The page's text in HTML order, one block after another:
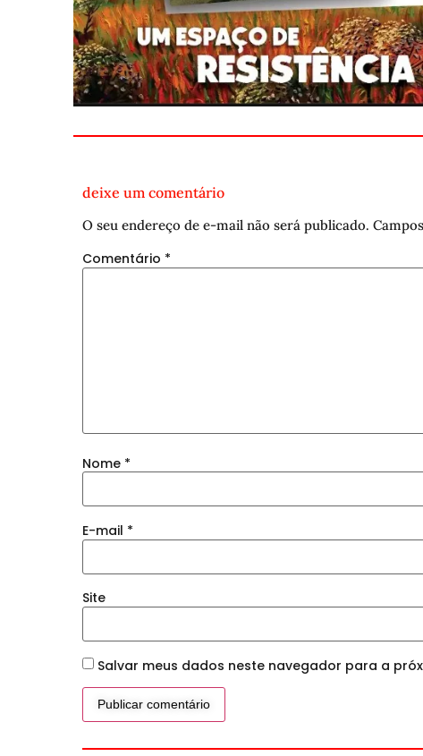
deixe um comentário
O seu endereço de e-mail não será publicado.
Comentário *
Nome *
E-mail *
Site
Salvar meus dados neste navegador para a